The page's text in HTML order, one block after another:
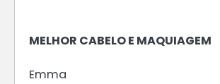
MELHOR CABELO E MAQUIAGEM
Emma